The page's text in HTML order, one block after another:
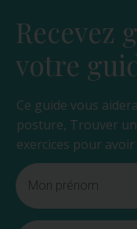
Recevez
votre
Ce guide vous
posture, Trouver
exercices pour